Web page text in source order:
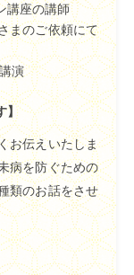
講座の講師
まのご依頼にて
演
】
お伝えいたしま
病を防ぐための
類のお話をさせ